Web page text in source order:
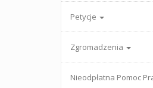
Petycje
Zgromadzenia
Nieodpłatna Pomoc